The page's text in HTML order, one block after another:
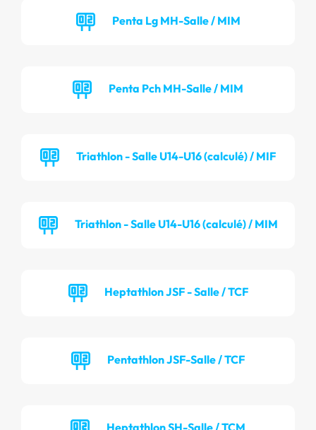
Penta Lg MH-Salle / MIM
Penta Pch MH-Salle / MIM
Triathlon - Salle U14-U16 (calculé) / MIF
Triathlon - Salle U14-U16 (calculé) / MIM
Heptathlon JSF - Salle / TCF
Pentathlon JSF-Salle / TCF
Heptathlon SH-Salle / TCM